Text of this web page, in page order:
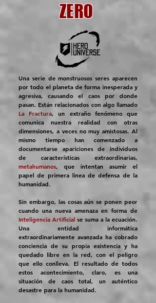
ZERO
Una serie de monstruosos seres aparecen
por todo el planeta de forma inesperada y
agresiva, causando el caos por donde
pasan. Están relacionados con algo llamado
La Fractura, un extraño fenómeno que
comunica nuestra realidad con otras
dimensiones, a veces no muy amistosas. Al
mismo tiempo han comenzado a
documentarse apariciones de individuos
de características extraordinarias,
metahumanos, que intentan asumir el
papel de primera linea de defensa de la
humanidad.
Sin embargo, las cosas aún se ponen peor
cuando una nueva amenaza en forma de
Inteligencia Artificial se suma a la ecuación.
Una entidad informática
extraordinariamente avanzada ha cobrado
conciencia de su propia existencia y ha
quedado libre en la red, con el peligro
que ello conlleva. El resultado de todos
estos acontecimiento, claro, es una
situación de caos total, un auténtico
desastre para la humanidad.